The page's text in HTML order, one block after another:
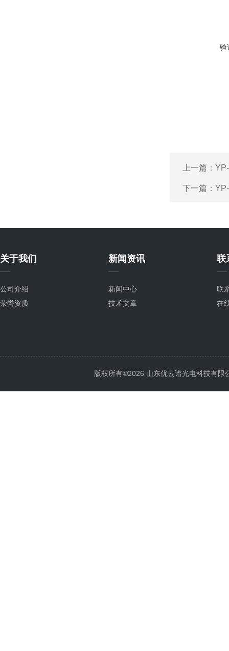
验
上一篇：
下一篇：
关于我们
公司介绍
荣誉资质
新闻资讯
新闻中心
技术文章
联
联
在
版权所有©2026 山东优云谱光电科技有